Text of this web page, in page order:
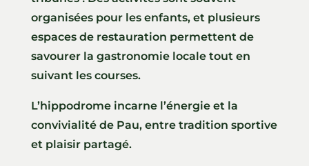
organisées pour les enfants, et plusieurs
espaces de restauration permettent de
savourer la gastronomie locale tout en
suivant les courses.
L’hippodrome incarne l’énergie et la
convivialité de Pau, entre tradition sportive
et plaisir partagé.